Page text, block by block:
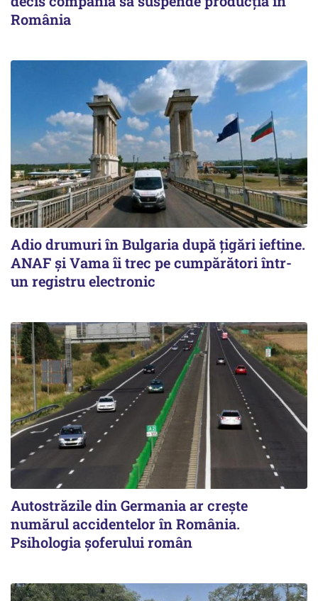
România
Adio drumuri în Bulgaria după țigări ieftine.
ANAF și Vama îi trec pe cumpărători într-
un registru electronic
Autostrăzile din Germania ar crește
numărul accidentelor în România.
Psihologia șoferului român